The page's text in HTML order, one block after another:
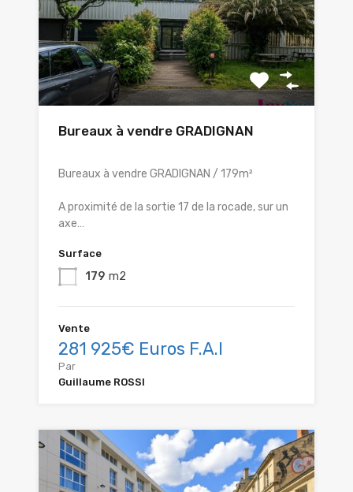
Bureaux à vendre GRADIGNAN
Bureaux à vendre GRADIGNAN / 179m²
A proximité de la sortie 17 de la rocade, sur un
axe…
Surface
179 m2
Vente
281 925€ Euros F.A.I
Par
Guillaume ROSSI